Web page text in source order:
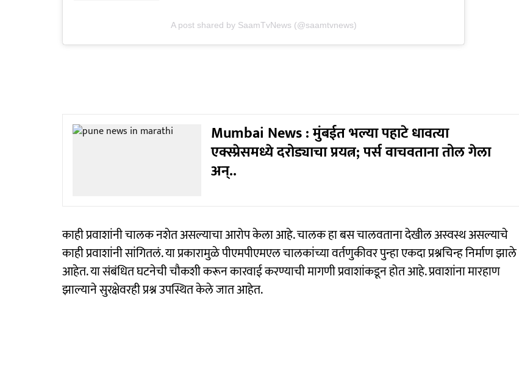
A post shared by SaamTvNews (@saamtvnews)
Mumbai News : मुंबईत भल्या पहाटे धावत्या
एक्स्प्रेसमध्ये दरोड्याचा प्रयत्न; पर्स वाचवताना तोल गेला
अन्..
काही प्रवाशांनी चालक नशेत असल्याचा आरोप केला आहे. चालक हा बस चालवताना देखील अस्वस्थ असल्याचे
काही प्रवाशांनी सांगितलं. या प्रकारामुळे पीएमपीएमएल चालकांच्या वर्तणुकीवर पुन्हा एकदा प्रश्नचिन्ह निर्माण झाले
आहेत. या संबंधित घटनेची चौकशी करून कारवाई करण्याची मागणी प्रवाशांकडून होत आहे. प्रवाशांना मारहाण
झाल्याने सुरक्षेवरही प्रश्न उपस्थित केले जात आहेत.